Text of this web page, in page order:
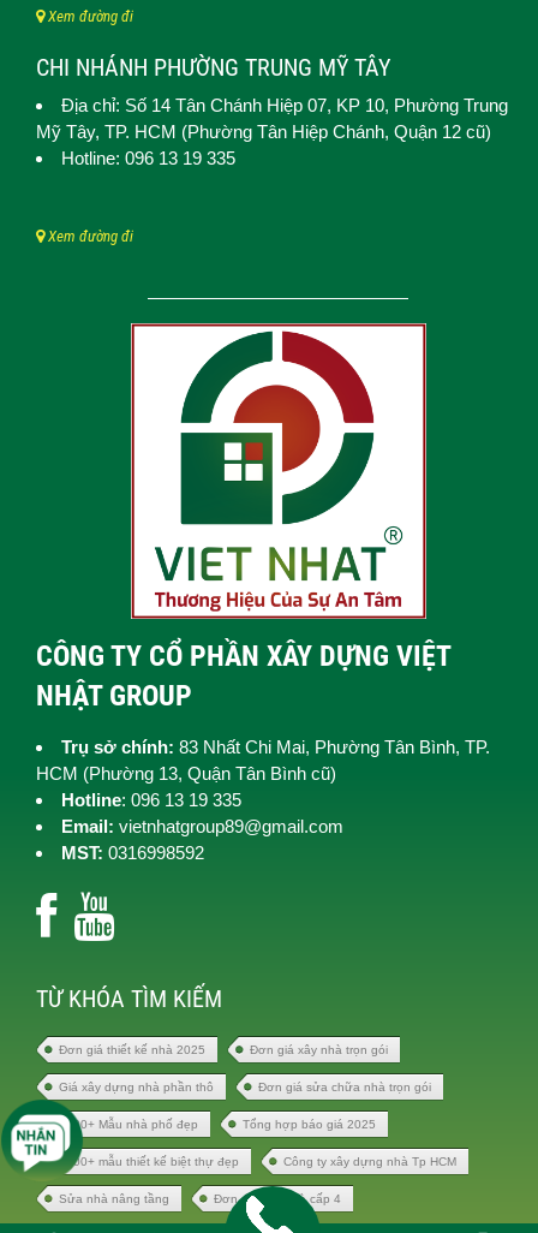
Xem đường đi
CHI NHÁNH PHƯỜNG TRUNG MỸ TÂY
Địa chỉ: Số 14 Tân Chánh Hiệp 07, KP 10, Phường Trung
Mỹ Tây, TP. HCM (Phường Tân Hiệp Chánh, Quận 12 cũ)
Hotline: 096 13 19 335
Xem đường đi
CÔNG TY CỔ PHẦN XÂY DỰNG VIỆT
NHẬT GROUP
Trụ sở chính: 83 Nhất Chi Mai, Phường Tân Bình, TP.
HCM (Phường 13, Quận Tân Bình cũ)
Hotline: 096 13 19 335
Email: vietnhatgroup89@gmail.com
MST: 0316998592
TỪ KHÓA TÌM KIẾM
Đơn giá thiết kế nhà 2025 Đơn giá xây nhà trọn gói
Giá xây dựng nhà phần thô Đơn giá sửa chữa nhà trọn gói
1000+ Mẫu nhà phố đẹp Tổng hợp báo giá 2025
1000+ mẫu thiết kế biệt thự đẹp Công ty xây dựng nhà Tp HCM
Sửa nhà nâng tầng Đơn giá xây nhà cấp 4